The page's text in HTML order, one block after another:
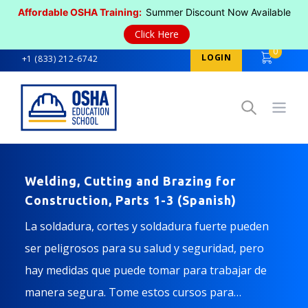
Affordable OSHA Training: Summer Discount Now Available
Click Here
+1 (833) 212-6742 LOGIN
0
Welding, Cutting and Brazing for
Construction, Parts 1-3 (Spanish)
La soldadura, cortes y soldadura fuerte pueden
ser peligrosos para su salud y seguridad, pero
hay medidas que puede tomar para trabajar de
manera segura. Tome estos cursos para